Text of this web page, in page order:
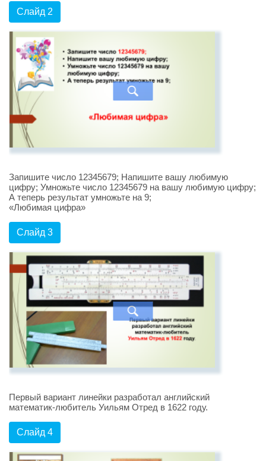
Слайд 2
Запишите число 12345679; Напишите вашу любимую
цифру; Умножьте число 12345679 на вашу любимую цифру;
А теперь результат умножьте на 9;
«Любимая цифра»
Слайд 3
Первый вариант линейки разработал английский
математик-любитель Уильям Отред в 1622 году.
Слайд 4